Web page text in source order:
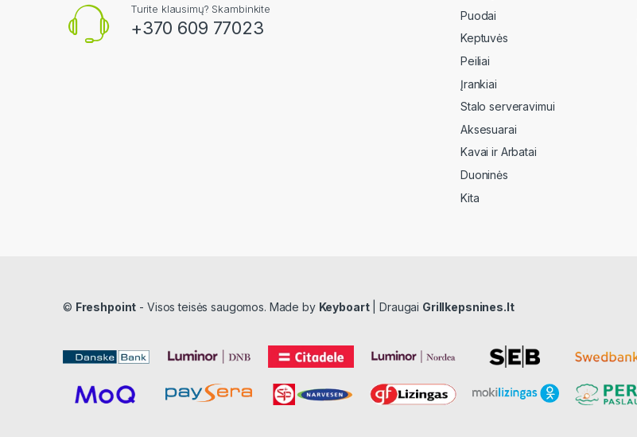
Turite klausimų? Skambinkite
+370 609 77023
Puodai
Keptuvės
Peiliai
Įrankiai
Stalo serveravimui
Aksesuarai
Kavai ir Arbatai
Duoninės
Kita
© Freshpoint - Visos teisės saugomos. Made by Keyboart| Draugai Grillkepsnines.lt